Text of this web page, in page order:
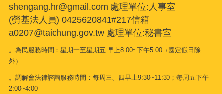
shengang.hr@gmail.com 處理單位:人事室
(勞基法人員) 0425620841#217信箱
a0207@taichung.gov.tw 處理單位:秘書室
。為民服務時間：星期一至星期五 早上8:00~下午5:00（國定假日除
外）
。調解會法律諮詢服務時間：每周三、四早上9:30~11:30；每周五下午
2:00~4:00